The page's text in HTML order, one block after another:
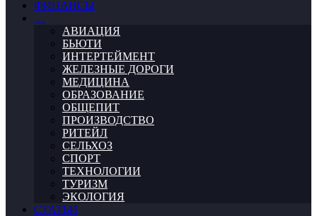
ФИНАНСЫ
…
АВИАЦИЯ
БЬЮТИ
ИНТЕРТЕЙМЕНТ
ЖЕЛЕЗНЫЕ ДОРОГИ
МЕДИЦИНА
ОБРАЗОВАНИЕ
ОБЩЕПИТ
ПРОИЗВОДСТВО
РИТЕЙЛ
СЕЛЬХОЗ
СПОРТ
ТЕХНОЛОГИИ
ТУРИЗМ
ЭКОЛОГИЯ
СТАТЬИ